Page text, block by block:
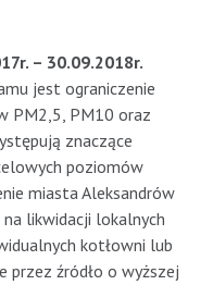
– 30.09.2018r.
jest ograniczenie
PM2,5, PM10 oraz
znaczące
poziomów
miasta Aleksandrów
likwidacji lokalnych
kotłowni lub
przez źródło o wyższej